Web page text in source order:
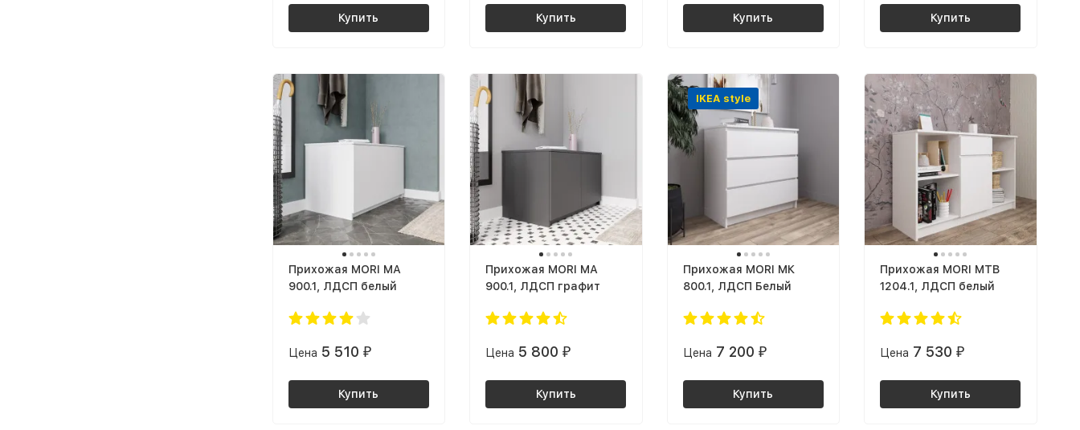
Купить Купить Купить Купить
Прихожая MORI МА
900.1, ЛДСП белый
Цена 5 510 ₽
Купить
Прихожая MORI МА
900.1, ЛДСП графит
Цена 5 800 ₽
Купить
IKEA style
Прихожая MORI МК
800.1, ЛДСП Белый
Цена 7 200 ₽
Купить
Прихожая MORI МТВ
1204.1, ЛДСП белый
Цена 7 530 ₽
Купить